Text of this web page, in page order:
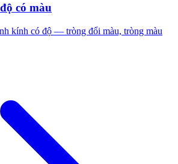
có màu
kính có độ — tròng đổi màu, tròng màu